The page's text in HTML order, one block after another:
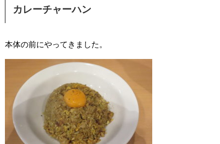
カレーチャーハン
本体の前にやってきました。